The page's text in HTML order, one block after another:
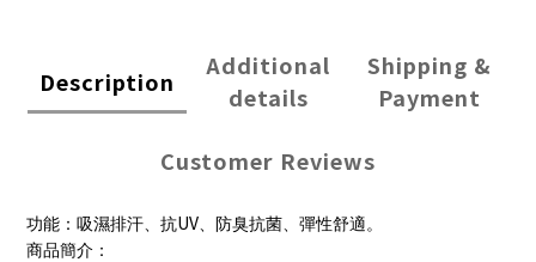
Description
Additional
details
Shipping &
Payment
Customer Reviews
功能：吸濕排汗、抗UV、防臭抗菌、彈性舒適。
商品簡介：